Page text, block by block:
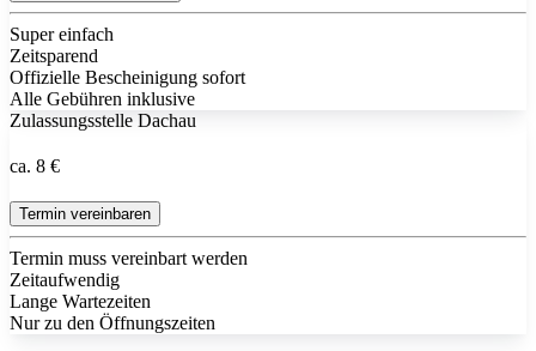
Super einfach
Zeitsparend
Offizielle Bescheinigung sofort
Alle Gebühren inklusive
Zulassungsstelle Dachau
ca. 8 €
Termin vereinbaren
Termin muss vereinbart werden
Zeitaufwendig
Lange Wartezeiten
Nur zu den Öffnungszeiten